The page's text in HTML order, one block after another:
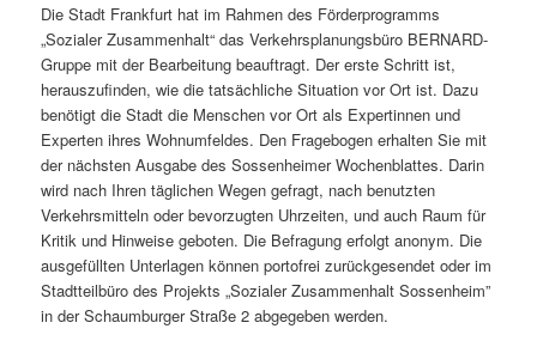
Die Stadt Frankfurt hat im Rahmen des Förderprogramms
„Sozialer Zusammenhalt“ das Verkehrsplanungsbüro BERNARD-
Gruppe mit der Bearbeitung beauftragt. Der erste Schritt ist,
herauszufinden, wie die tatsächliche Situation vor Ort ist. Dazu
benötigt die Stadt die Menschen vor Ort als Expertinnen und
Experten ihres Wohnumfeldes. Den Fragebogen erhalten Sie mit
der nächsten Ausgabe des Sossenheimer Wochenblattes. Darin
wird nach Ihren täglichen Wegen gefragt, nach benutzten
Verkehrsmitteln oder bevorzugten Uhrzeiten, und auch Raum für
Kritik und Hinweise geboten. Die Befragung erfolgt anonym. Die
ausgefüllten Unterlagen können portofrei zurückgesendet oder im
Stadtteilbüro des Projekts „Sozialer Zusammenhalt Sossenheim”
in der Schaumburger Straße 2 abgegeben werden.